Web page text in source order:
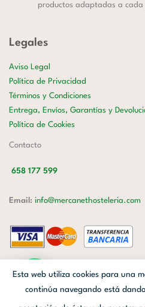
productos adaptadas a
Legales
Aviso Legal
Política de Privacidad
Términos y Condiciones
Entrega, Envíos, Garantías y
Política de Cookies
Contacto
658 177 599
Email: info@mercanethosteleria.com
Mercanet © 2026.| Diseñado por
Esta web utiliza cookies para una
continúa navegando está